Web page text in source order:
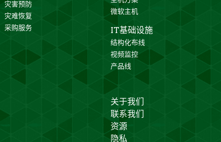
灾害预防
灾难恢复
采购服务
微软主机
IT基础设施
结构化布线
视频监控
产品线
关于我们
联系我们
资源
隐私